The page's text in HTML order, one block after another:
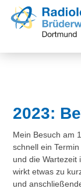
2023:
Mein Besuch am
schnell ein
und die Wartezeit
wirkt etwas zu
und